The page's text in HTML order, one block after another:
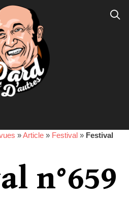
»Article » Festival » Festival
n°659